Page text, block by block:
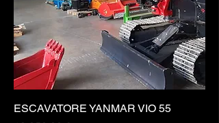
ESCAVATORE YANMAR VIO 55